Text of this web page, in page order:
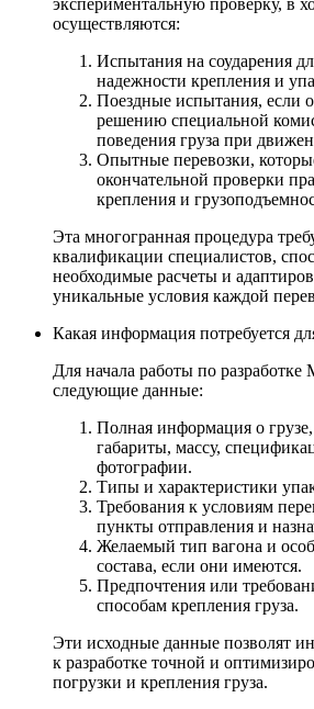
экспериментальную проверку, в
осуществляются:
Испытания на соударения
надежности крепления и
Поездные испытания, если
решению специальной
поведения груза при
Опытные перевозки,
окончательной проверки
крепления и
Эта многогранная процедура
квалификации специалистов,
необходимые расчеты и
уникальные условия каждой
Какая информация потребуется
Для начала работы по
следующие данные:
Полная информация о
габариты, массу,
фотографии.
Типы и характеристики
Требования к условиям
пункты отправления и
Желаемый тип вагона и
состава, если они имеются.
Предпочтения или
способам крепления груза.
Эти исходные данные позволят
к разработке точной и
погрузки и крепления груза.